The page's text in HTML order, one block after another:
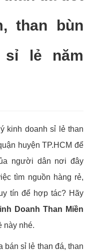
than bùn
sỉ lẻ năm
kinh doanh sỉ lẻ than
huyện TP.HCM để
người dân nơi đây
tìm nguồn hàng rẻ,
tín để hợp tác? Hãy
Doanh Than Miền
này nhé.
bán sỉ lẻ than đá, than